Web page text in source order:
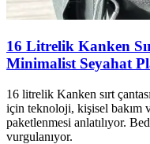
16 Litrelik Kanken
Minimalist Seyahat
16 litrelik Kanken sırt
için teknoloji, kişisel bakım
paketlenmesi anlatılıyor.
vurgulanıyor.